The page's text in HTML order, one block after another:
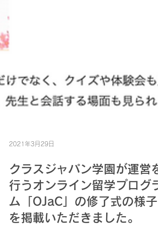
クラスジャパン学園が運営を
行うオンライン留学プログラ
ム「OJaC」の修了式の様子